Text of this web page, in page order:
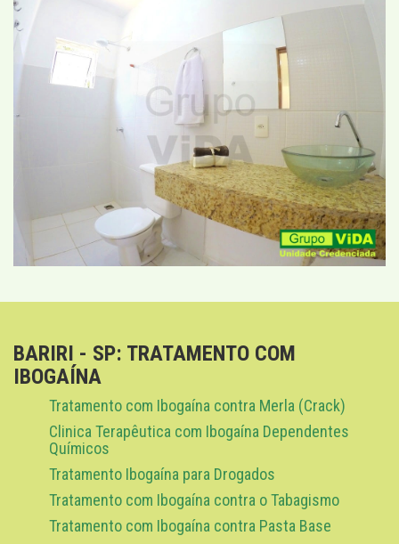
BARIRI - SP: TRATAMENTO COM
IBOGAÍNA
Tratamento com Ibogaína contra Merla (Crack)
Clinica Terapêutica com Ibogaína Dependentes
Químicos
Tratamento Ibogaína para Drogados
Tratamento com Ibogaína contra o Tabagismo
Tratamento com Ibogaína contra Pasta Base